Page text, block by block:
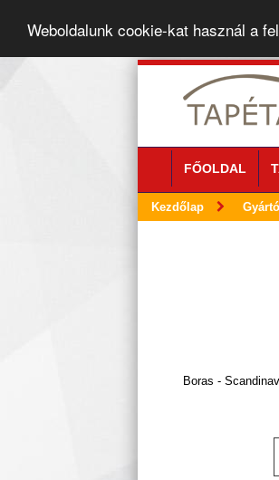
Weboldalunk cookie-kat használ a
FŐOLDAL
Kezdőlap
Boras -